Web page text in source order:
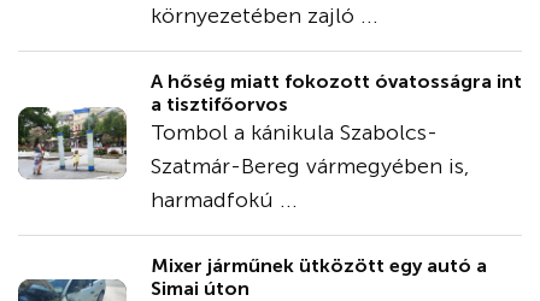
környezetében zajló ...
A hőség miatt fokozott óvatosságra int
a tisztifőorvos
Tombol a kánikula Szabolcs-
Szatmár-Bereg vármegyében is,
harmadfokú ...
Mixer járműnek ütközött egy autó a
Simai úton